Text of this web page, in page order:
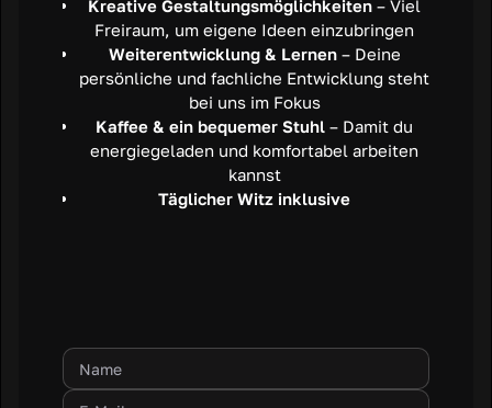
Kreative Gestaltungsmöglichkeiten – Viel
Freiraum, um eigene Ideen einzubringen
Weiterentwicklung & Lernen– Deine
persönliche und fachliche Entwicklung steht
bei uns im Fokus
Kaffee & ein bequemer Stuhl – Damit du
energiegeladen und komfortabel arbeiten
kannst
Täglicher Witz inklusive